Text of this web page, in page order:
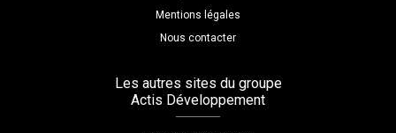
Mentions légales
Nous contacter
Les autres sites du groupe
Actis Développement